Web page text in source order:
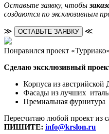
Оставьте заявку, чтобы
создаются по эксклюзивным
≫ ОСТАВЬТЕ ЗАЯВКУ ≪
Понравился проект
Сделаю эксклюзивный
Корпуса из
Фасады из лучших
Премиальная
Пересчитаю любой проект из
ПИШИТЕ: info@krslon.ru